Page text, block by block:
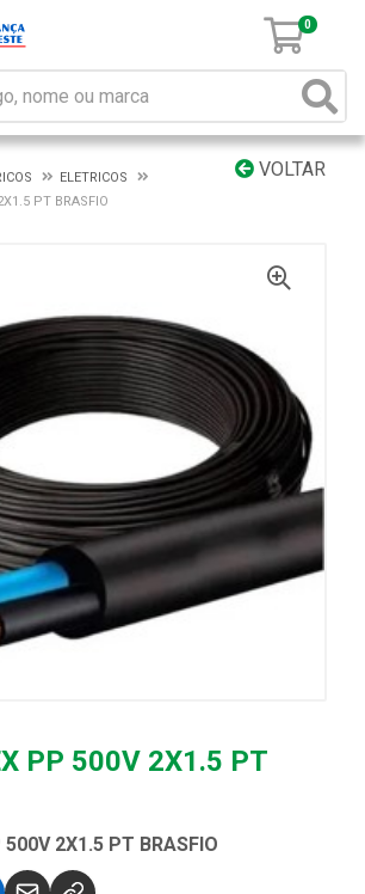
0
VOLTAR
ELETRICOS
PT BRASFIO
PP 500V 2X1.5 PT
500V 2X1.5 PT BRASFIO